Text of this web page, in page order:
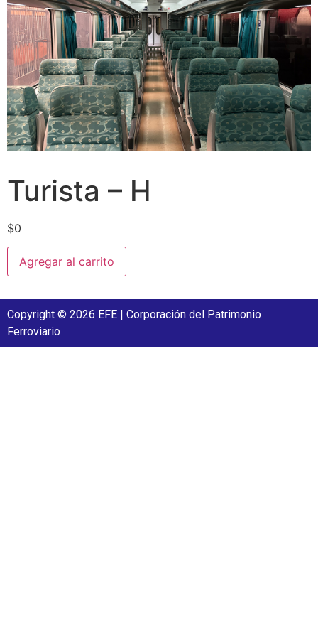
Turista – H
$0
Agregar al carrito
Copyright © 2026 EFE | Corporación del Patrimonio
Ferroviario